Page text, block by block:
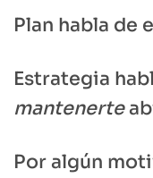
Plan habla de
Estrategia
mantenerte
Por algún